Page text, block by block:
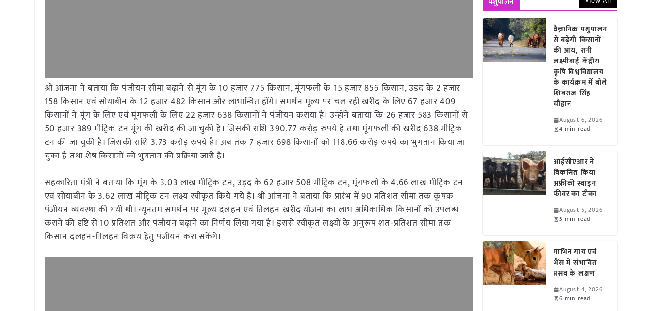
श्री आंजना ने बताया कि पंजीयन सीमा बढ़ाने से मूंग के 10 हजार 775 किसान, मूंगफली के 15 हजार 856 किसान, उडद के 2 हजार
158 किसान एवं सोयाबीन के 12 हजार 482 किसान और लाभान्वित होंगे। समर्थन मूल्य पर चल रही खरीद के लिए 67 हजार 409
किसानों ने मूंग के लिए एवं मूंगफली के लिए 22 हजार 638 किसानों ने पंजीयन कराया है। उन्होंने बताया कि 26 हजार 583 किसानों से
50 हजार 389 मीट्रिक टन मूंग की खरीद की जा चुकी है। जिसकी राशि 390.77 करोड़ रुपये है तथा मूंगफली की खरीद 638 मीट्रिक
टन की जा चुकी है। जिसकी राशि 3.73 करोड़ रुपये है। अब तक 7 हजार 698 किसानों को 118.66 करोड़ रुपये का भुगतान किया जा
चुका है तथा शेष किसानों को भुगतान की प्रक्रिया जारी है।
सहकारिता मंत्री ने बताया कि मूंग के 3.03 लाख मीट्रिक टन, उड़द के 62 हजार 508 मीट्रिक टन, मूंगफली के 4.66 लाख मीट्रिक टन
एवं सोयाबीन के 3.62 लाख मीट्रिक टन लक्ष्य स्वीकृत किये गये है। श्री आंजना ने बताया कि प्रारंभ में 90 प्रतिशत सीमा तक कृषक
पंजीयन व्यवस्था की गयी थी। न्यूनतम समर्थन पर मूल्य दलहन एवं तिलहन खरीद योजना का लाभ अधिकाधिक किसानों को उपलब्ध
कराने की दृष्टि से 10 प्रतिशत और पंजीयन बढ़ाने का निर्णय लिया गया है। इससे स्वीकृत लक्ष्यों के अनुरूप शत-प्रतिशत सीमा तक
किसान दलहन-तिलहन विक्रय हेतु पंजीयन करा सकेंगे।
वैज्ञानिक पशुपालन
से बढ़ेगी किसानों
की आय, रानी
लक्ष्मीबाई केंद्रीय
कृषि विश्वविद्यालय
के कार्यक्रम में बोले
शिवराज सिंह
चौहान
August 6, 2026
4 min read
आईसीएआर ने
विकसित किया
अफ्रीकी स्वाइन
फीवर का टीका
August 5, 2026
3 min read
गाभिन गाय एवं
भैंस में संभावित
प्रसव के लक्षण
August 4, 2026
6 min read